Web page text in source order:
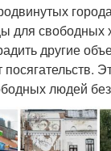
для свободных
другие
людей